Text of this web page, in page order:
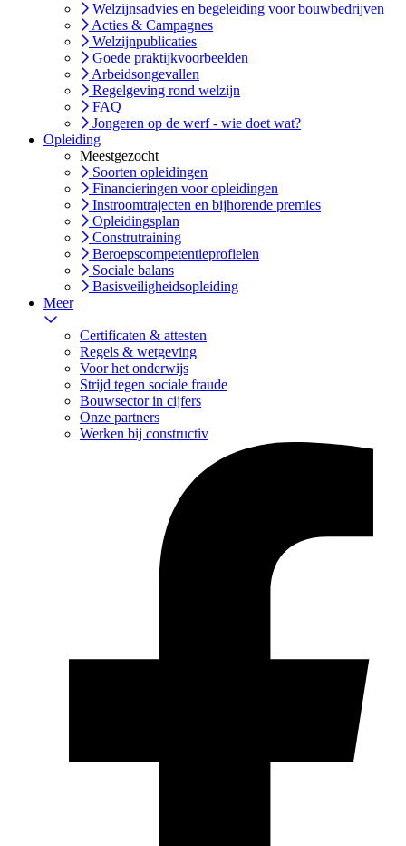
Welzijnsadvies en begeleiding voor bouwbedrijven
Acties & Campagnes
Welzijnpublicaties
Goede praktijkvoorbeelden
Arbeidsongevallen
Regelgeving rond welzijn
FAQ
Jongeren op de werf - wie doet wat?
Opleiding
Meestgezocht
Soorten opleidingen
Financieringen voor opleidingen
Instroomtrajecten en bijhorende premies
Opleidingsplan
Construtraining
Beroepscompetentieprofielen
Sociale balans
Basisveiligheidsopleiding
Meer
Certificaten & attesten
Regels & wetgeving
Voor het onderwijs
Strijd tegen sociale fraude
Bouwsector in cijfers
Onze partners
Werken bij constructiv